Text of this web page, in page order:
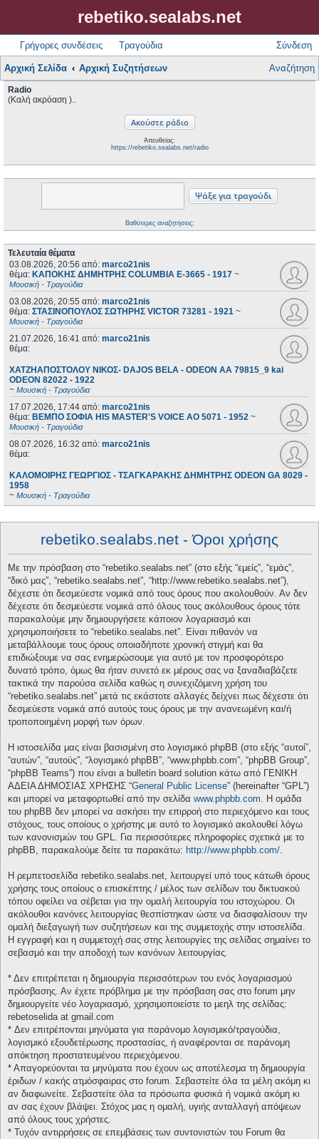
rebetiko.sealabs.net
Γρήγορες συνδέσεις Τραγούδια Σύνδεση
Αρχική Σελίδα Αρχική Συζητήσεων Αναζήτηση
Radio
(Καλή ακρόαση )..
Απευθείας:
https://rebetiko.sealabs.net/radio
Βαθύτερες αναζητήσεις;
Τελευταία θέματα
03.08.2026, 20:56 από: marco21nis
θέμα: ΚΑΠΟΚΗΣ ΔΗΜΗΤΡΗΣ COLUMBIA E-3665 - 1917 ~
Μουσική - Τραγούδια
03.08.2026, 20:55 από: marco21nis
θέμα: ΣΤΑΣΙΝΟΠΟΥΛΟΣ ΣΩΤΗΡΗΣ VICTOR 73281 - 1921 ~
Μουσική - Τραγούδια
21.07.2026, 16:41 από: marco21nis
θέμα:
ΧΑΤΖΗΑΠΟΣΤΟΛΟΥ ΝΙΚΟΣ- DAJOS BELA - ODEON AA 79815_9 kai
ODEON 82022 - 1922
~ Μουσική - Τραγούδια
17.07.2026, 17:44 από: marco21nis
θέμα: ΒΕΜΠΟ ΣΟΦΙΑ HIS MASTER'S VOICE AO 5071 - 1952 ~
Μουσική - Τραγούδια
08.07.2026, 16:32 από: marco21nis
θέμα:
ΚΑΛΟΜΟΙΡΗΣ ΓΕΩΡΓΙΟΣ - ΤΣΑΓΚΑΡΑΚΗΣ ΔΗΜΗΤΡΗΣ ODEON GA 8029 -
1958
~ Μουσική - Τραγούδια
rebetiko.sealabs.net - Όροι χρήσης
Με την πρόσβαση στο “rebetiko.sealabs.net” (στο εξής “εμείς”, “εμάς”,
“δικό μας”, “rebetiko.sealabs.net”, “http://www.rebetiko.sealabs.net”),
δέχεστε ότι δεσμεύεστε νομικά από τους όρους που ακολουθούν. Αν δεν
δέχεστε ότι δεσμεύεστε νομικά από όλους τους ακόλουθους όρους τότε
παρακαλούμε μην δημιουργήσετε κάποιον λογαριασμό και
χρησιμοποιήσετε το “rebetiko.sealabs.net”. Είναι πιθανόν να
μεταβάλλουμε τους όρους οποιαδήποτε χρονική στιγμή και θα
επιδιώξουμε να σας ενημερώσουμε για αυτό με τον προσφορότερο
δυνατό τρόπο, όμως θα ήταν συνετό εκ μέρους σας να ξαναδιαβάζετε
τακτικά την παρούσα σελίδα καθώς η συνεχιζόμενη χρήση του
“rebetiko.sealabs.net” μετά τις εκάστοτε αλλαγές δείχνει πως δέχεστε ότι
δεσμεύεστε νομικά από αυτούς τους όρους με την ανανεωμένη και/ή
τροποποιημένη μορφή των όρων.
Η ιστοσελίδα μας είναι βασισμένη στο λογισμικό phpBB (στο εξής “αυτοί”,
“αυτών”, “αυτούς”, “λογισμικό phpBB”, “www.phpbb.com”, “phpBB Group”,
“phpBB Teams”) που είναι a bulletin board solution κάτω από ΓΕΝΙΚΗ
ΑΔΕΙΑ ΔΗΜΟΣΙΑΣ ΧΡΗΣΗΣ “General Public License” (hereinafter “GPL”)
και μπορεί να μεταφορτωθεί από την σελίδα www.phpbb.com. Η ομάδα
του phpBB δεν μπορεί να ασκήσει την επιρροή στο περιεχόμενο και τους
στόχους, τους οποίους ο χρήστης με αυτό το λογισμικό ακολουθεί λόγω
των κανονισμών του GPL. Για περισσότερες πληροφορίες σχετικά με το
phpBB, παρακαλούμε δείτε τα παρακάτω: http://www.phpbb.com/.
Η ρεμπετοσελίδα rebetiko.sealabs.net, λειτουργεί υπό τους κάτωθι όρους
χρήσης τους οποίους ο επισκέπτης / μέλος των σελίδων του δικτυακού
τόπου οφείλει να σέβεται για την ομαλή λειτουργία του ιστοχώρου. Οι
ακόλουθοι κανόνες λειτουργίας θεσπίστηκαν ώστε να διασφαλίσουν την
ομαλή διεξαγωγή των συζητήσεων και της συμμετοχής στην ιστοσελίδα.
Η εγγραφή και η συμμετοχή σας στης λειτουργίες της σελίδας σημαίνει το
σεβασμό και την αποδοχή των κανόνων λειτουργίας.
* Δεν επιτρέπεται η δημιουργία περισσότερων του ενός λογαριασμού
πρόσβασης. Αν έχετε πρόβλημα με την πρόσβαση σας στο forum μην
δημιουργείτε νέο λογαριασμό, χρησιμοποιείστε το μεηλ της σελίδας:
rebetoselida at gmail.com
* Δεν επιτρέπονται μηνύματα για παράνομο λογισμικό/τραγούδια,
λογισμικό εξουδετέρωσης προστασίας, ή αναφέρονται σε παράνομη
απόκτηση προστατευμένου περιεχόμενου.
* Απαγορεύονται τα μηνύματα που έχουν ως αποτέλεσμα τη δημιουργία
έριδων / κακής ατμόσφαιρας στο forum. Σεβαστείτε όλα τα μέλη ακόμη κι
αν διαφωνείτε. Σεβαστείτε όλα τα πρόσωπα φυσικά ή νομικά ακόμη κι
αν σας έχουν βλάψει. Στόχος μας η ομαλή, υγιής ανταλλαγή απόψεων
από όλους τους χρήστες.
* Τυχόν αντιρρήσεις σε επεμβάσεις των συντονιστών του Forum θα